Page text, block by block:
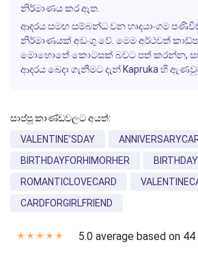
නිර්මාණය කර ඇත.
ආදරය සමඟ සම්බන්ධ වන හෘදයාංගම
නිර්මාණයක් අඩංගු වේ. මෙම අර්ථවත්
මොහොතේ කොටසක් බවට පත් කරන්න, සහ
ආදරය බෙදා ගැනීමට දැන් Kapruka හි
සාප්පු කාණ්ඩවලට අයත්:
VALENTINE’SDAY
BIRTHDAYFORHIMORHER
ROMANTICLOVECARD
CARDFORGIRLFRIEND
✭ ✭ ✭ ✭ ✭ 5.0 average based on 44